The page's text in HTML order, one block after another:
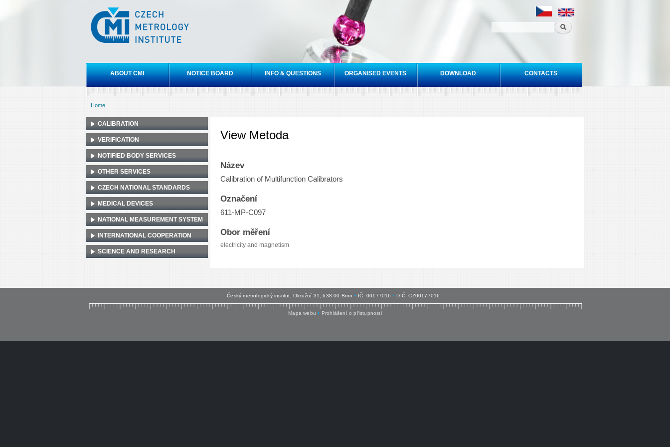
Czech
metrology
institute
Main menu
ABOUT CMI NOTICE BOARD INFO & QUESTIONS ORGANISED EVENTS DOWNLOAD CONTACTS
Home
View Metoda
Název
Calibration of Multifunction Calibrators
Označení
611-MP-C097
Obor měření
electricity and magnetism
CALIBRATION
VERIFICATION
NOTIFIED BODY SERVICES
OTHER SERVICES
CZECH NATIONAL STANDARDS
MEDICAL DEVICES
NATIONAL MEASUREMENT SYSTEM
INTERNATIONAL COOPERATION
SCIENCE AND RESEARCH
Český metrologický institut, Okružní 31, 638 00 Brno • IČ: 00177016 • DIČ: CZ00177016
Mapa webu • Prohlášení o přístupnosti